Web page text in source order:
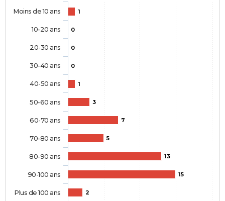
1
0
0
0
1
3
7
5
13
15
2
Moins de 10 ans
10-20 ans
20-30 ans
30-40 ans
40-50 ans
50-60 ans
60-70 ans
70-80 ans
80-90 ans
90-100 ans
Plus de 100 ans